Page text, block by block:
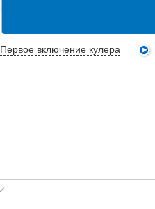
Первое включение кулера